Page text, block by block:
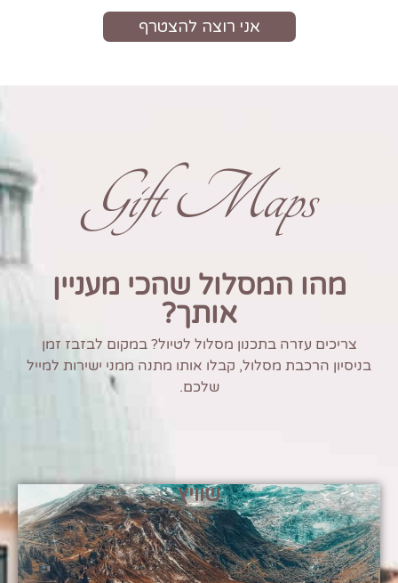
Gift Maps
מהו המסלול שהכי מעניין
אותך?
צריכים עזרה בתכנון מסלול לטיול? במקום לבזבז זמן
בניסיון הרכבת מסלול, קבלו אותו מתנה ממני ישירות למייל
שלכם.
שוויץ